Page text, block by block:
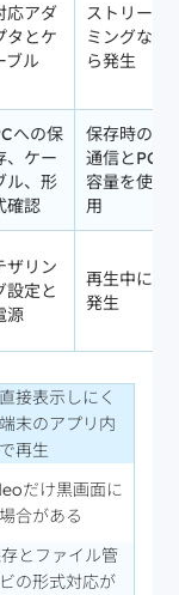
応アダ
タとケ
ブル
ストリー
ミングな
ら発生
への保
、ケー
ル、形
確認
保存時の
通信とPC
容量を使
用
ザリン
設定と
源
再生中に
発生
接表示しにく
末のアプリ内
で再生
だけ黒画面に
合がある
とファイル管
の形式対応が